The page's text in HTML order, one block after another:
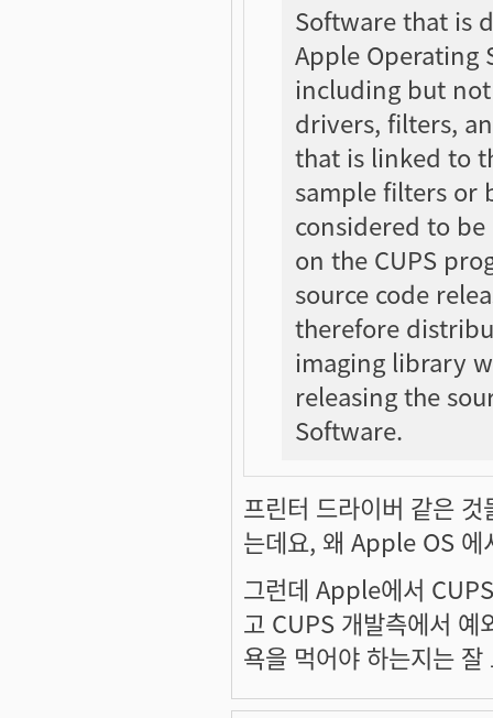
Software that is
Apple Operating
including but
drivers, filters,
that is linked to
sample filters or
considered to
on the CUPS
source code
therefore
imaging library
releasing the
Software.
프린터 드라이버 같은
는데요, 왜 Apple OS 에
그런데 Apple에서
고 CUPS 개발측에서
욕을 먹어야 하는지는